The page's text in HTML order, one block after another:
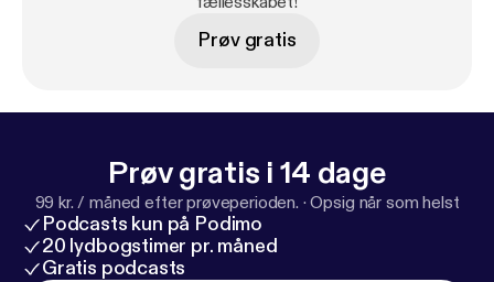
Prøv gratis
Prøv gratis i 14 dage
99 kr. / måned efter prøveperioden. ·Opsig når som helst
Podcasts kun på Podimo
20 lydbogstimer pr. måned
Gratis podcasts